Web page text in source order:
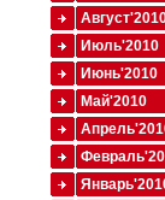
Июль'2010
Июнь'2010
Май'2010